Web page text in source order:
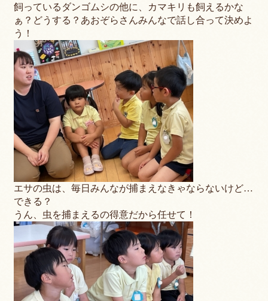
飼っているダンゴムシの他に、カマキリも飼えるかな
ぁ？どうする？あおぞらさんみんなで話し合って決めよ
う！
エサの虫は、毎日みんなが捕まえなきゃならないけど…
できる？
うん、虫を捕まえるの得意だから任せて！